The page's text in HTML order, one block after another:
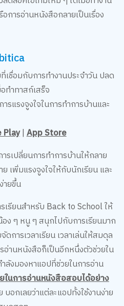
การอ่านหนังสือกลายเป็นเรื่อง
เชื่อมกับการทำงานประจำวัน ปลด
ทำทาสก์เสร็จ
แรงจูงใจในการทำการบ้านและ
รเปลี่ยนการทำการบ้านให้กลาย
เพิ่มแรงจูงใจให้กับนักเรียน และ
ายขึ้น
ๆ หนู ๆ สนุกไปกับการเรียนมาก
การเวลาเรียน เวลาเล่นให้สมดุล
อ่านหนังสือก็เป็นอีกหนึ่งตัวช่วยใน
ลังมองหาแอปที่ช่วยในการอ่าน
นการอ่านหนังสือสอบได้อย่าง
อกเลยว่าแต่ละแอปทั้งใช้งานง่าย
นุกสุดๆ